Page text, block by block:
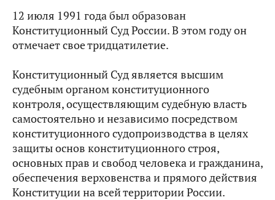
12 июля 1991 года был образован
Конституционный Суд России. В этом году он
отмечает свое тридцатилетие.
Конституционный Суд является высшим
судебным органом конституционного
контроля, осуществляющим судебную власть
самостоятельно и независимо посредством
конституционного судопроизводства в целях
защиты основ конституционного строя,
основных прав и свобод человека и гражданина,
обеспечения верховенства и прямого действия
Конституции на всей территории России.